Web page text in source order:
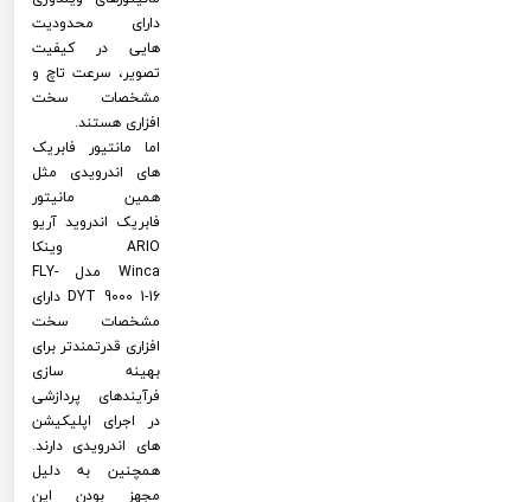
دارای محدودیت
هایی در کیفیت
تصویر، سرعت تاچ و
مشخصات سخت
افزاری هستند.
اما مانتیور فابریک
های اندرویدی مثل
همین مانیتور
فابریک اندروید آریو
ARIO وینکا
Winca مدل FLY-
DYT 9000 1-16 دارای
مشخصات سخت
افزاری قدرتمندتر برای
بهینه سازی
فرآیندهای پردازشی
در اجرای اپلیکیشن
های اندرویدی دارند.
همچنین به دلیل
مجهز بودن این